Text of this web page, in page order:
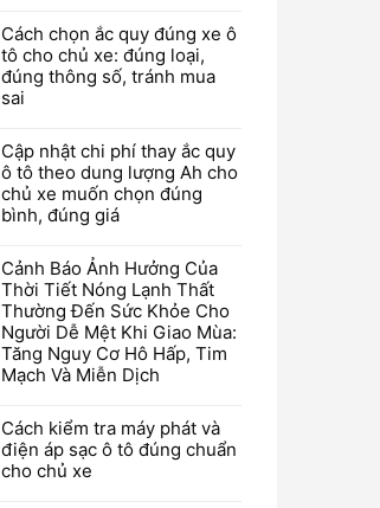
Cách chọn ắc quy đúng xe ô
tô cho chủ xe: đúng loại,
đúng thông số, tránh mua
sai
Cập nhật chi phí thay ắc quy
ô tô theo dung lượng Ah cho
chủ xe muốn chọn đúng
bình, đúng giá
Cảnh Báo Ảnh Hưởng Của
Thời Tiết Nóng Lạnh Thất
Thường Đến Sức Khỏe Cho
Người Dễ Mệt Khi Giao Mùa:
Tăng Nguy Cơ Hô Hấp, Tim
Mạch Và Miễn Dịch
Cách kiểm tra máy phát và
điện áp sạc ô tô đúng chuẩn
cho chủ xe